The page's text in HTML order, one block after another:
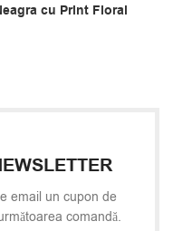
cu Print Floral
email un cupon de
comandă.